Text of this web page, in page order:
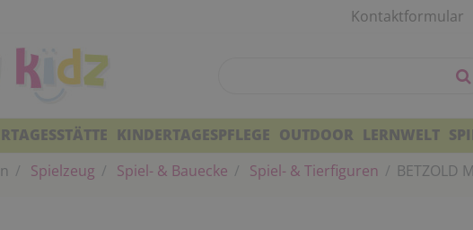
Kontaktformular
KINDERTAGESPFLEGE OUTDOOR LERNWELT
Spielzeug Spiel- & Bauecke Spiel- & Tierfiguren BETZOLD